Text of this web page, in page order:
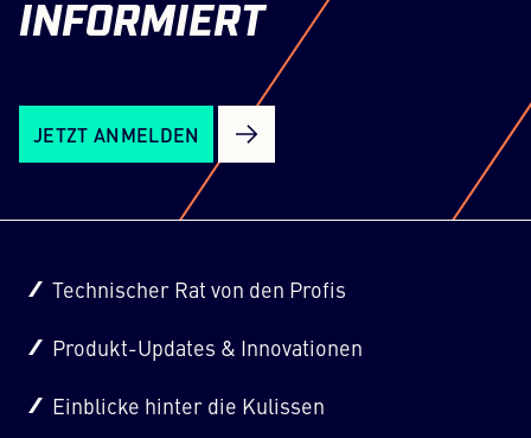
INFORMIERT
JETZT ANMELDEN
Technischer Rat von den Profis
Produkt-Updates & Innovationen
Einblicke hinter die Kulissen